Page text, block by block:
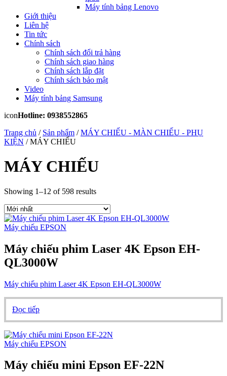
Máy tính bảng Lenovo
Giới thiệu
Liên hệ
Tin tức
Chính sách
Chính sách đổi trả hàng
Chính sách giao hàng
Chính sách lắp đặt
Chính sách bảo mật
Video
Máy tính bảng Samsung
iconHotline: 0938552865
Trang chủ / Sản phẩm /MÁY CHIẾU - MÀN CHIẾU - PHỤ
KIỆN / MÁY CHIẾU
MÁY CHIẾU
Showing 1–12 of 598 results
Máy chiếu EPSON
Máy chiếu phim Laser 4K Epson EH-
QL3000W
Máy chiếu phim Laser 4K Epson EH-QL3000W
Đọc tiếp
Máy chiếu EPSON
Máy chiếu mini Epson EF-22N